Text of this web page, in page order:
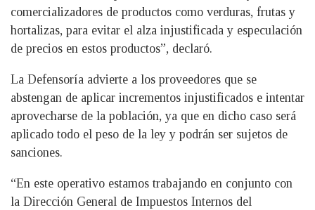
comercializadores de productos como verduras, frutas y
hortalizas, para evitar el alza injustificada y especulación
de precios en estos productos”, declaró.
La Defensoría advierte a los proveedores que se
abstengan de aplicar incrementos injustificados e intentar
aprovecharse de la población, ya que en dicho caso será
aplicado todo el peso de la ley y podrán ser sujetos de
sanciones.
“En este operativo estamos trabajando en conjunto con
la Dirección General de Impuestos Internos del